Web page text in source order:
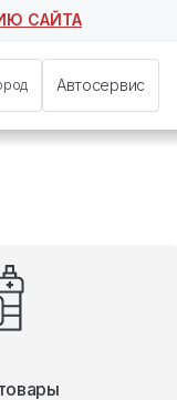
САЙТА
Автосервис